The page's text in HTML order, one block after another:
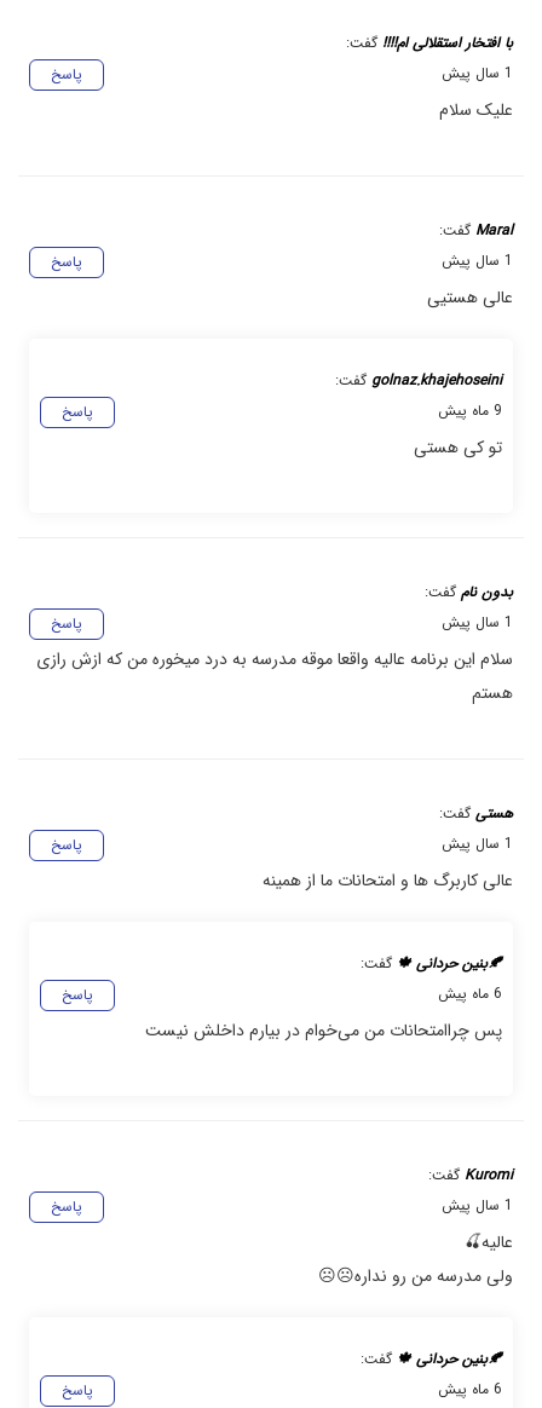
با افتخار استقلالی ام!!!! گفت:
پاسخ
1 سال پیش
علیک سلام
Maral گفت:
پاسخ
1 سال پیش
عالی هستیی
golnaz.khajehoseini گفت:
پاسخ
9 ماه پیش
تو کی هستی
بدون نام گفت:
پاسخ
1 سال پیش
سلام این برنامه عالیه واقعا موقه مدرسه به درد میخوره من که ازش رازی
هستم
هستی گفت:
پاسخ
1 سال پیش
عالی کاربرگ ها و امتحانات ما از همینه
🍂بنین حردانی 🍁 گفت:
پاسخ
6 ماه پیش
پس چراامتحانات من می‌خوام در بیارم داخلش نیست
Kuromi گفت:
پاسخ
1 سال پیش
عالیه🍒
ولی مدرسه من رو نداره☹️☹️
🍂بنین حردانی 🍁 گفت:
پاسخ
6 ماه پیش